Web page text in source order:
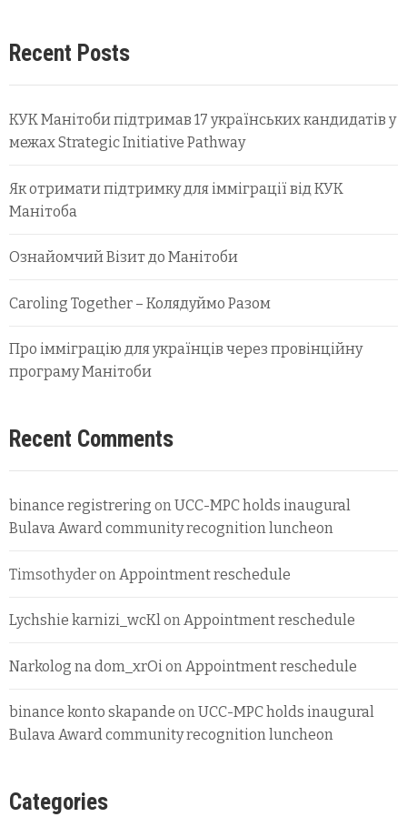
Recent Posts
КУК Манітоби підтримав 17 українських кандидатів у
межах Strategic Initiative Pathway
Як отримати підтримку для імміграції від КУК
Манітоба
Ознайомчий Візит до Манітоби
Caroling Together – Колядуймо Разом
Про імміграцію для українців через провінційну
програму Манітоби
Recent Comments
binance registrering onUCC-MPC holds inaugural
Bulava Award community recognition luncheon
Timsothyderon Appointment reschedule
Lychshie karnizi_wcKlonAppointment reschedule
Narkolog na dom_xrOi on Appointment reschedule
binance konto skapande onUCC-MPC holds inaugural
Bulava Award community recognition luncheon
Categories